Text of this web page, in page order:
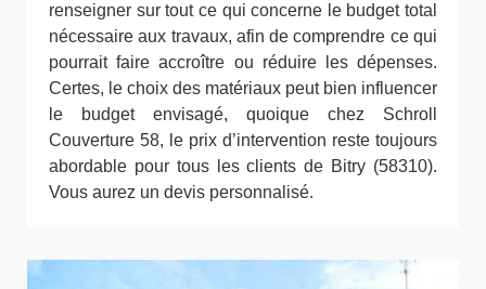
renseigner sur tout ce qui concerne le budget total
nécessaire aux travaux, afin de comprendre ce qui
pourrait faire accroître ou réduire les dépenses.
Certes, le choix des matériaux peut bien influencer
le budget envisagé, quoique chez Schroll
Couverture 58, le prix d’intervention reste toujours
abordable pour tous les clients de Bitry (58310).
Vous aurez un devis personnalisé.